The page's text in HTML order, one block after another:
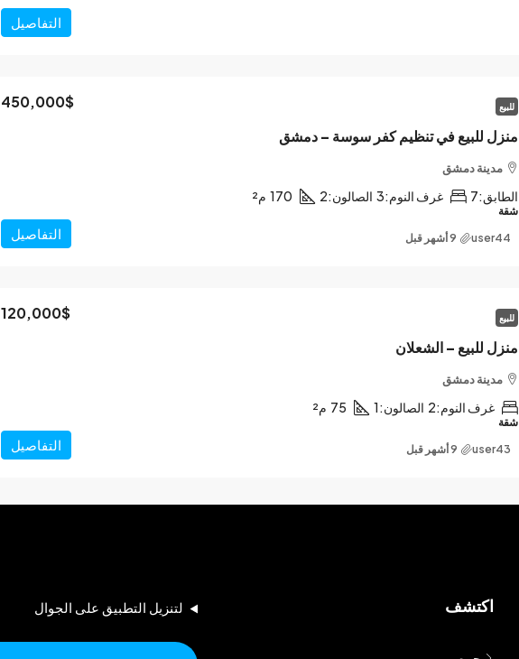
التفاصيل
للبيع
منزل للبيع في تنظيم كفر سوسة – دمشق
450,000$
مدينة دمشق
الطابق:7 غرف النوم:3 الصالون:2
170 م²
شقة
التفاصيل user44
للبيع
منزل للبيع – الشعلان
120,000$
مدينة دمشق
غرف النوم:2 الصالون:1
75 م²
شقة
التفاصيل user43
اكتشف لتنزيل التطبيق على الجوال